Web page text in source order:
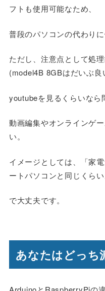
フトも使用可能なため、
普段のパソコンの代わり
ただし、注意点として処
(model4B 8GBはだいぶ良
youtubeを見るくらいなら
動画編集やオンラインゲ
い。
イメージとしては、「家
ートパソコンと同じくらい
で大丈夫です。
あなたはどっち